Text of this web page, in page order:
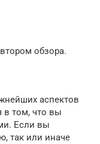
обзора.
аспектов
в том, что вы
Если вы
так или иначе